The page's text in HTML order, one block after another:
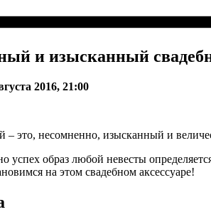
и изысканный
2016, 21:00
– это, несомненно, изысканный и
успех образ любой невесты
на этом свадебном аксессуаре!